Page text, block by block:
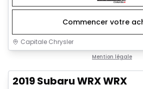
Commencer votre
Capitale Chrysler
Mention légale
2019 Subaru WRX WRX